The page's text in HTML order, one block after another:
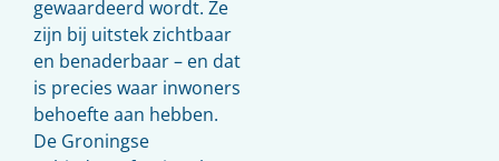
gewaardeerd wordt. Ze
zijn bij uitstek zichtbaar
en benaderbaar – en dat
is precies waar inwoners
behoefte aan hebben.
De Groningse